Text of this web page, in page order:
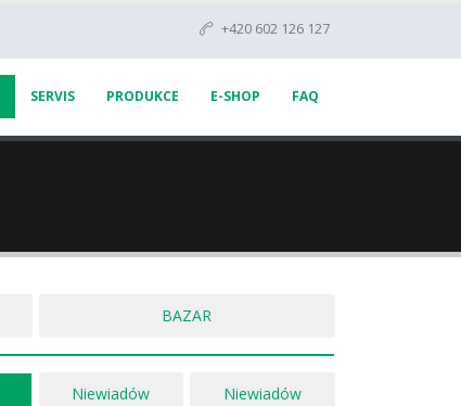
+420 602 126 127
SERVIS PRODUKCE E-SHOP FAQ
BAZAR
Niewiadów
Niewiadów